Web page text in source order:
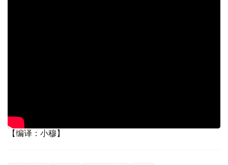
【编译：小穆】